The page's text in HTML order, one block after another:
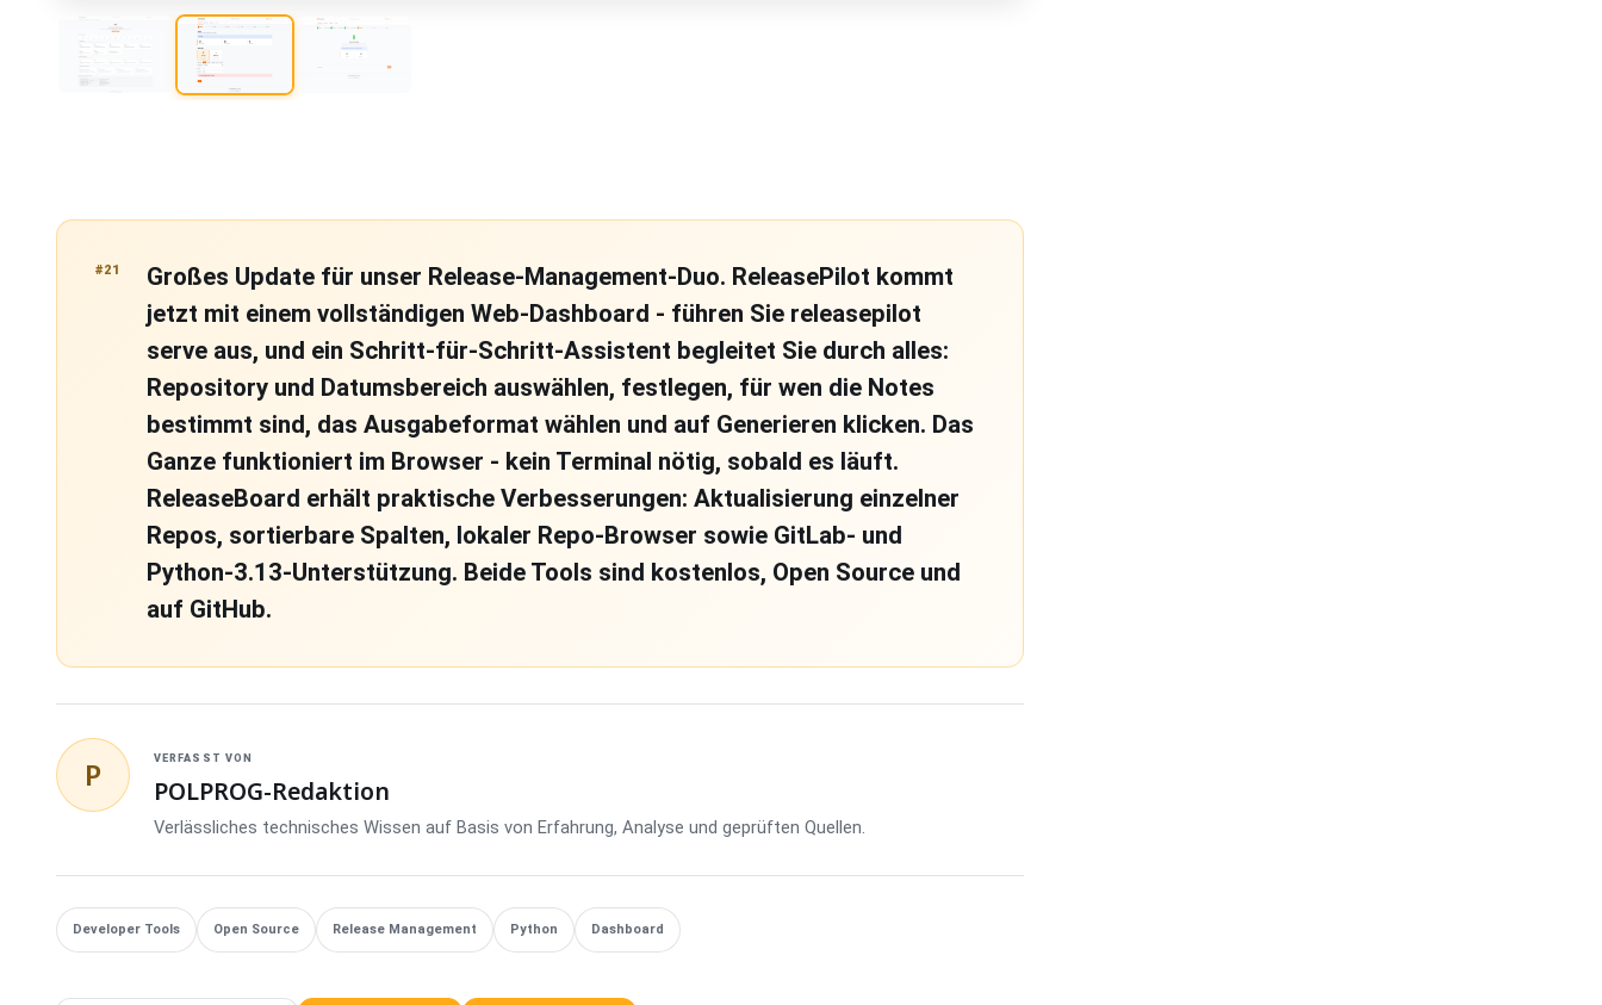
#21
Großes Update für unser Release-Management-Duo. ReleasePilot kommt
jetzt mit einem vollständigen Web-Dashboard - führen Sie releasepilot
serve aus, und ein Schritt-für-Schritt-Assistent begleitet Sie durch alles:
Repository und Datumsbereich auswählen, festlegen, für wen die Notes
bestimmt sind, das Ausgabeformat wählen und auf Generieren klicken. Das
Ganze funktioniert im Browser - kein Terminal nötig, sobald es läuft.
ReleaseBoard erhält praktische Verbesserungen: Aktualisierung einzelner
Repos, sortierbare Spalten, lokaler Repo-Browser sowie GitLab- und
Python-3.13-Unterstützung. Beide Tools sind kostenlos, Open Source und
auf GitHub.
P VERFASST VON
POLPROG-Redaktion
Verlässliches technisches Wissen auf Basis von Erfahrung, Analyse und geprüften Quellen.
Developer Tools Open Source Release Management Python Dashboard